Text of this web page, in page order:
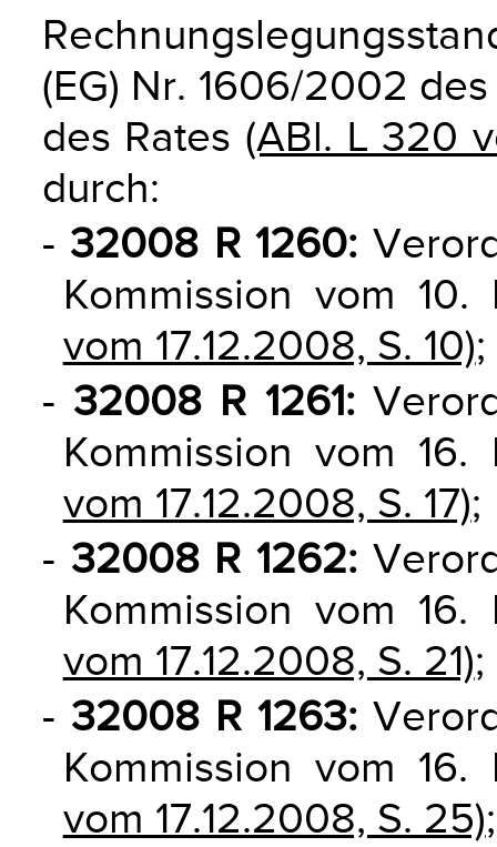
(EG) Nr. 1606/2002
des Rates (ABl. L 320
durch:
- 32008 R 1260:
Kommission vom
vom 17.12.2008, S. 10);
- 32008 R 1261:
Kommission vom
vom 17.12.2008, S. 17);
- 32008 R 1262:
Kommission vom
vom 17.12.2008, S. 21);
- 32008 R 1263:
Kommission vom
vom 17.12.2008, S. 25);